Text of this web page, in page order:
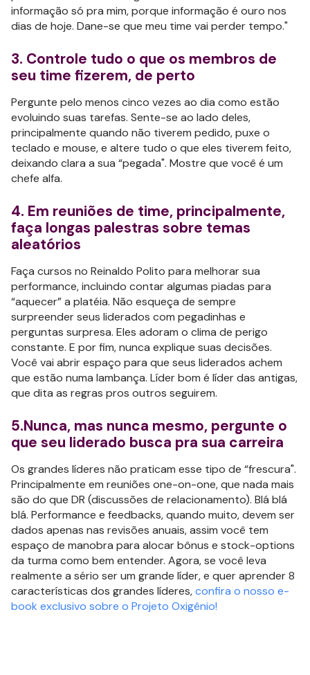
informação só pra mim, porque informação é ouro nos
dias de hoje. Dane-se que meu time vai perder tempo."
3. Controle tudo o que os membros de
seu time fizerem, de perto
Pergunte pelo menos cinco vezes ao dia como estão
evoluindo suas tarefas. Sente-se ao lado deles,
principalmente quando não tiverem pedido, puxe o
teclado e mouse, e altere tudo o que eles tiverem feito,
deixando clara a sua “pegada". Mostre que você é um
chefe alfa.
4. Em reuniões de time, principalmente,
faça longas palestras sobre temas
aleatórios
Faça cursos no Reinaldo Polito para melhorar sua
performance, incluindo contar algumas piadas para
“aquecer” a platéia. Não esqueça de sempre
surpreender seus liderados com pegadinhas e
perguntas surpresa. Eles adoram o clima de perigo
constante. E por fim, nunca explique suas decisões.
Você vai abrir espaço para que seus liderados achem
que estão numa lambança. Líder bom é líder das antigas,
que dita as regras pros outros seguirem.
5.Nunca, mas nunca mesmo, pergunte o
que seu liderado busca pra sua carreira
Os grandes líderes não praticam esse tipo de “frescura".
Principalmente em reuniões one-on-one, que nada mais
são do que DR (discussões de relacionamento). Blá blá
blá. Performance e feedbacks, quando muito, devem ser
dados apenas nas revisões anuais, assim você tem
espaço de manobra para alocar bônus e stock-options
da turma como bem entender. Agora, se você leva
realmente a sério ser um grande líder, e quer aprender 8
características dos grandes líderes,confira o nosso e-
book exclusivo sobre o Projeto Oxigênio!